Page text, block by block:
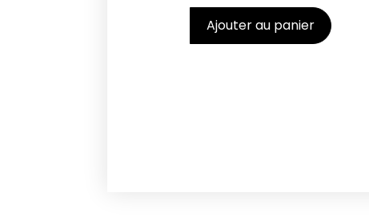
Ajouter au panier